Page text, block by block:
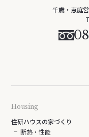
千歳・恵庭
Housing
住研ハウスの家づくり
断熱・性能